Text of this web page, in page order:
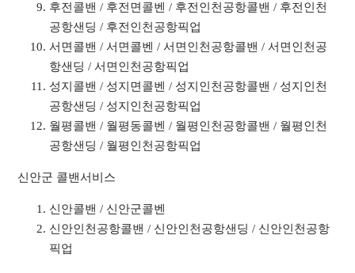
후전콜밴 / 후전면콜벤 / 후전인천공항콜밴 / 후전인천
공항샌딩 / 후전인천공항픽업
서면콜밴 / 서면콜벤 / 서면인천공항콜밴 / 서면인천공
항샌딩 / 서면인천공항픽업
성지콜밴 / 성지면콜벤 / 성지인천공항콜밴 / 성지인천
공항샌딩 / 성지인천공항픽업
월평콜밴 / 월평동콜벤 / 월평인천공항콜밴 / 월평인천
공항샌딩 / 월평인천공항픽업
신안군 콜밴서비스
신안콜밴 / 신안군콜벤
신안인천공항콜밴 / 신안인천공항샌딩 / 신안인천공항
픽업